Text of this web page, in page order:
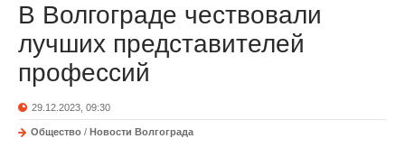
В Волгограде чествовали
лучших представителей
профессий
29.12.2023, 09:30
Общество / Новости Волгограда